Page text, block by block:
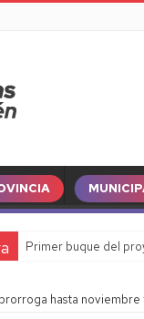
Primer buque del
hasta